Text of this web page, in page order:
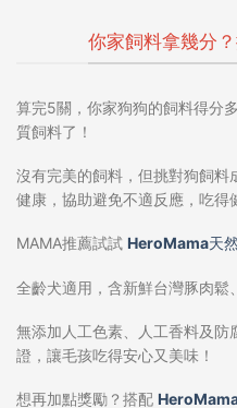
你家飼料拿幾分
算完5關，你家狗狗的飼料得分
質飼料了！
沒有完美的飼料，但挑對狗飼料
健康，協助避免不適反應，吃得
MAMA推薦試試 HeroMama天
全齡犬適用，含新鮮台灣豚肉鬆
無添加人工色素、人工香料及
證，讓毛孩吃得安心又美味！
想再加點獎勵？搭配